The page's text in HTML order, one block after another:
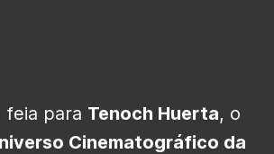
feia para Tenoch Huerta, o
Cinematográfico da